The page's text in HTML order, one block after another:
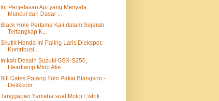
Ini Penjelasan Api yang Menyala
Muncul dari Dasar ...
Black Hole Pertama Kali dalam Sejarah
Tertangkap K...
Skutik Honda Ini Paling Laris Diekspor,
Kontribusi...
Inikah Desain Suzuki GSX-S250,
Headlamp Mirip Alie...
Bill Gates Pajang Foto Pakai Blangkon -
Detikcom
Tanggapan Yamaha soal Motor Listrik